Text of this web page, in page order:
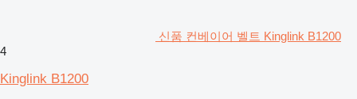
신품 컨베이어 벨트 Kinglink B1200
4
Kinglink B1200